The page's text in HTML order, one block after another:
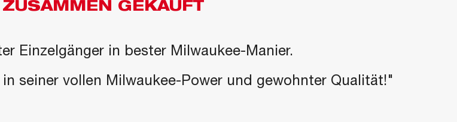
GEKAUFT
Einzelgänger in bester Milwaukee-Manier.
seiner vollen Milwaukee-Power und gewohnter Qualität!"